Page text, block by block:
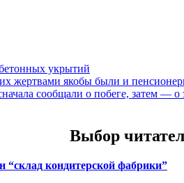
укрытий
жертвами якобы были и
сообщали о побеге, затем — о
Выбор
“склад кондитерской фабрики”